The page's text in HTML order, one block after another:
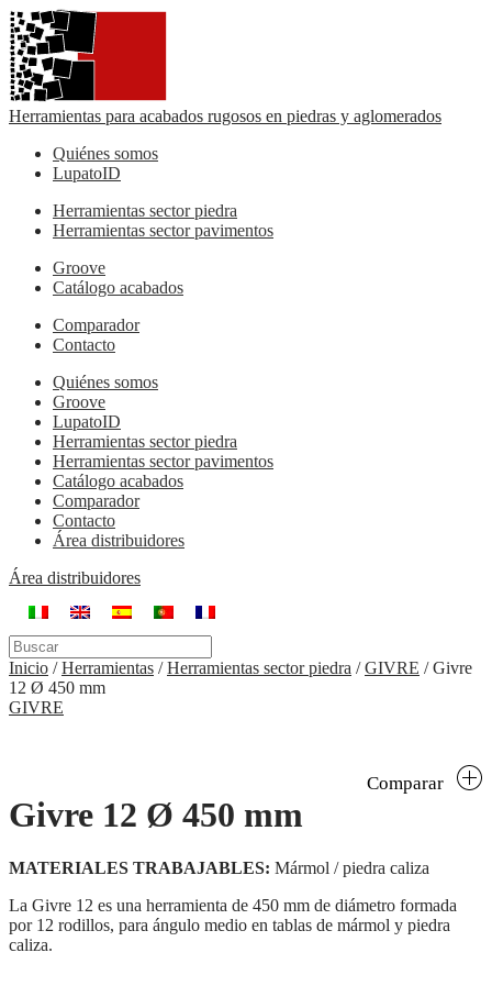
Herramientas para acabados rugosos en piedras y aglomerados
Quiénes somos
LupatoID
Herramientas sector piedra
Herramientas sector pavimentos
Groove
Catálogo acabados
Comparador
Contacto
Quiénes somos
Groove
LupatoID
Herramientas sector piedra
Herramientas sector pavimentos
Catálogo acabados
Comparador
Contacto
Área distribuidores
Área distribuidores
Inicio /Herramientas /Herramientas sector piedra /GIVRE /Givre
12 Ø 450 mm
GIVRE
Givre 12 Ø 450 mm
Comparar
MATERIALES TRABAJABLES: Mármol / piedra caliza
La Givre 12 es una herramienta de 450 mm de diámetro formada
por 12 rodillos, para ángulo medio en tablas de mármol y piedra
caliza.